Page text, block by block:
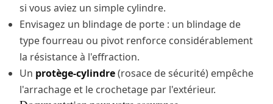
si vous aviez un simple cylindre.
Envisagez un blindage de porte : un blindage de
type fourreau ou pivot renforce considérablement
la résistance à l'effraction.
Un protège-cylindre(rosace de sécurité) empêche
l'arrachage et le crochetage par l'extérieur.